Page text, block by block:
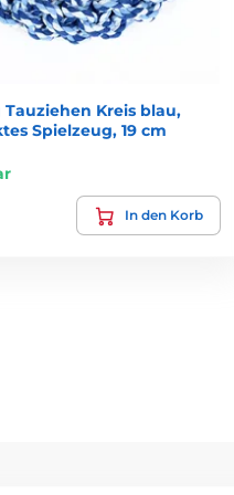
Tauziehen Kreis blau,
Spielzeug, 19 cm
In den Korb